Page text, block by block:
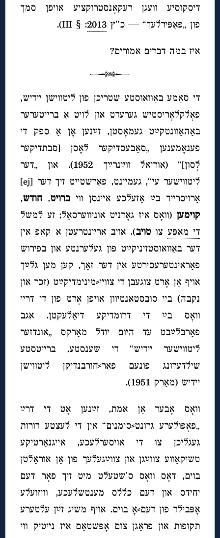
דיסקוסיע וועגן רעקאָנסטרוקציע אויפן סמך
פון „פּאַפּירלעך“ — כ″ץ2013
: § III).
איז במה דברים אמורים?
די סאַמע באַוואוסטע שטריכן פון ליטווישן יידיש,
פאָלקלאָריסטיש גערעדט און לויט אַ ברייטערער
באַהאַוונטקײַט געמאָסטן, זײַנען אָן אַ ספק די
פענאָמענען „סאַבעסדיקער לאָסן [סבתדיקער
לָסון]“ (אוריאל ווײַנרײַך 1952), און „דער
ליטווישער עי“, געמיינט, פאַרשטייט זיך דער [ej]
אַרויסרייד בײַ אַזעלכע איינסן וויברויט,חודש,
קוימען (וואָס איז גאָרניט אוניווערסאַל; זע למשל
די מאַפּע צו טויב). אויב אַרײַנטרעטן אַ קאַפּ אין
דער באַוואוסטזיניקײַט פון געלערנטע און בפירוש
פאַראינטערעסירטע אין דער זאַך, קען מען גלײַך
אויף אַן אָרט צוגעבן די צוויי⸗מינימדיקײַט (זכר און
נקבה) בײַ סובסטאַנטיוון אויפן אָרט פון די דרײַ
וואָס בײַ די דרומדיקע דיאַלעקטן. אגב
פאַרבלײַבט עד היום יודל מאַרקס „אונדזער
ליטווישער יידיש“ די שענסטע, ברייטסטע
שילדערונג פונעם פאַר⸗חורבנדיקן ליטווישן
יידיש (מאַרק 1951).
וואָס אָבער אַן אמת, זײַנען אָט די דרײַ
„פּאָפּולערע גרונט⸗סימנים“ אין די לעצטע דורות
געגליכן צו די אויסערלעכע, אייגנאַרטיקע
טשיקאַווע צווײַגן און צווײַגעלעך פון אַן אוראַלטן
בוים, דאָס וואָס ס′שטעלט מיט זיך פאָר דעם
יחידס און דעם כללס מענטשלעכע, וויזועלע
אָפּבילד פון דעם⸗אָ בוים. אויף משיג זײַן עלטערע
תקופות און פראַגן צום אָפּשטאַם איז נייטיק ווי